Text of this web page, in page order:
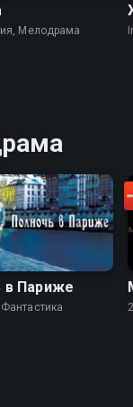
Мелодрама
в Париже